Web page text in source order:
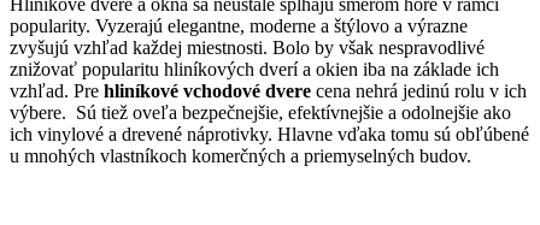
popularity. Vyzerajú elegantne, moderne a štýlovo a výrazne
zvyšujú vzhľad každej miestnosti. Bolo by však nespravodlivé
znižovať popularitu hliníkových dverí a okien iba na základe ich
vzhľad. Pre hliníkové vchodové dvere cena nehrá jedinú rolu v ich
výbere. Sú tiež oveľa bezpečnejšie, efektívnejšie a odolnejšie ako
ich vinylové a drevené náprotivky. Hlavne vďaka tomu sú obľúbené
u mnohých vlastníkoch komerčných a priemyselných budov.